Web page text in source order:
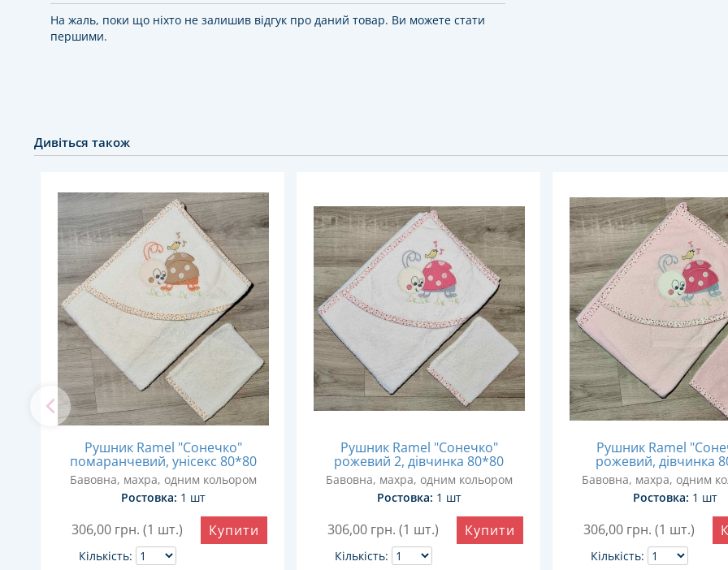
На жаль, поки що ніхто не залишив відгук про даний товар. Ви можете стати
першими.
Дивіться також
Рушник Ramel "Сонечко"
помаранчевий, унісекс 80*80
Бавовна, махра, одним кольором
Ростовка: 1 шт
306,00 грн. (1 шт.)
Кількість:
Купити
Рушник Ramel "Сонечко"
рожевий 2, дівчинка 80*80
Бавовна, махра, одним кольором
Ростовка: 1 шт
306,00 грн. (1 шт.)
Кількість:
Купити
Рушник Ramel
рожевий, дівчинка
Бавовна, махра, одним
Ростовка: 1 шт
306,00 грн. (1 шт.)
Кількість: